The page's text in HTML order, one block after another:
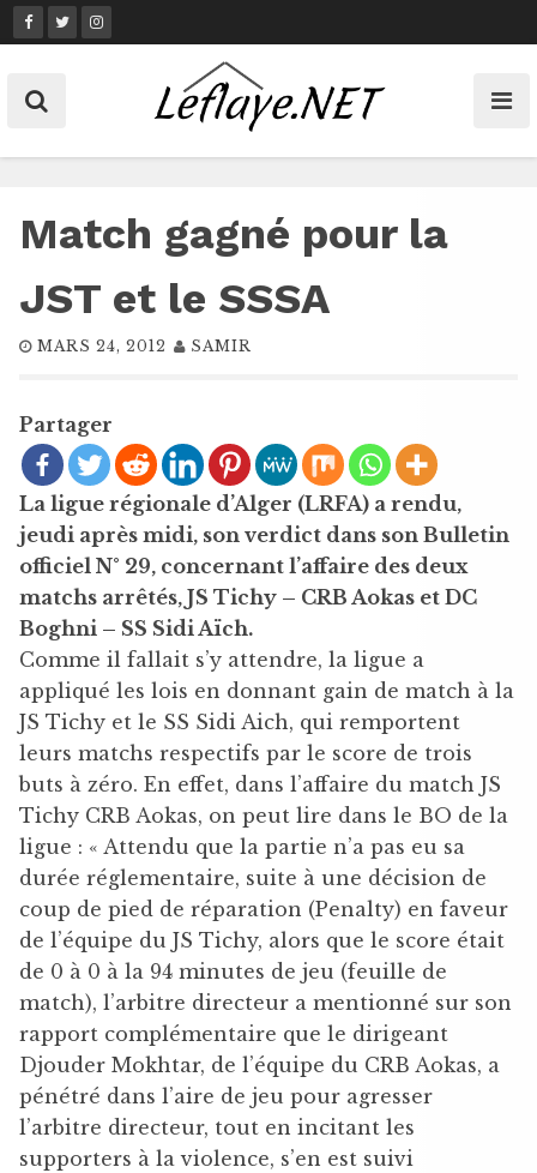
Skip
to
Match gagné pour la
JST et le SSSA
MARS 24, 2012 SAMIR
Partager
La ligue régionale d’Alger (LRFA) a rendu,
jeudi après midi, son verdict dans son Bulletin
officiel N° 29, concernant l’affaire des deux
matchs arrêtés, JS Tichy – CRB Aokas et DC
Boghni – SS Sidi Aïch.
Comme il fallait s’y attendre, la ligue a
appliqué les lois en donnant gain de match à la
JS Tichy et le SS Sidi Aich, qui remportent
leurs matchs respectifs par le score de trois
buts à zéro. En effet, dans l’affaire du match JS
Tichy CRB Aokas, on peut lire dans le BO de la
ligue : « Attendu que la partie n’a pas eu sa
durée réglementaire, suite à une décision de
coup de pied de réparation (Penalty) en faveur
de l’équipe du JS Tichy, alors que le score était
de 0 à 0 à la 94 minutes de jeu (feuille de
match), l’arbitre directeur a mentionné sur son
rapport complémentaire que le dirigeant
Djouder Mokhtar, de l’équipe du CRB Aokas, a
pénétré dans l’aire de jeu pour agresser
l’arbitre directeur, tout en incitant les
supporters à la violence, s’en est suivi